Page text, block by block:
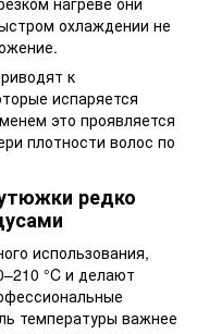
охлаждении не
к
испаряется
это проявляется
плотности волос по
редко
использования,
°C и делают
температуры важнее